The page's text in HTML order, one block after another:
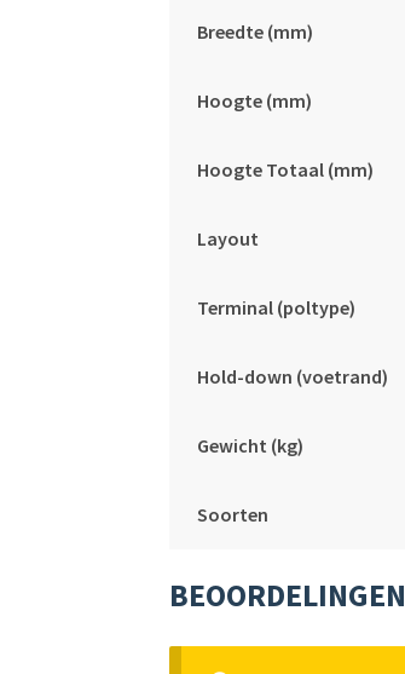
Breedte (mm)
Hoogte (mm)
Hoogte Totaal (mm)
Layout
Terminal (poltype)
Hold-down (voetrand)
Gewicht (kg)
Soorten
BEOORDELINGEN